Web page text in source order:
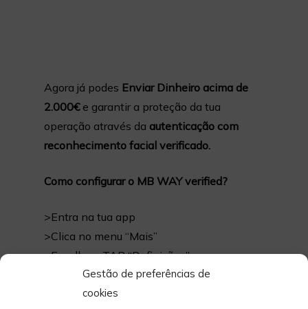
Gestão de preferências de
cookies
Agora já podes Enviar Dinheiro acima de
2.000€e garantir a proteção da tua
operação através da autenticação com
reconhecimento facial verificado.
Como configurar o MB WAY verified?
>Entra na tua app
>Clica no menu “Mais”
>Escolhe a TAB “Definições”
>Acede à opção “MB WAY verified”